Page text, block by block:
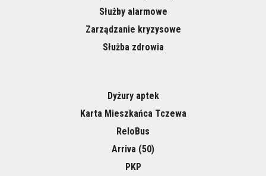
Służby alarmowe
Zarządzanie kryzysowe
Służba zdrowia
Dyżury aptek
Karta Mieszkańca Tczewa
ReloBus
Arriva (50)
PKP